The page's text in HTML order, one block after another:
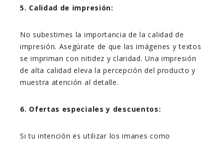
5. Calidad de impresión:
No subestimes la importancia de la calidad de
impresión. Asegúrate de que las imágenes y textos
se impriman con nitidez y claridad. Una impresión
de alta calidad eleva la percepción del producto y
muestra atención al detalle.
6. Ofertas especiales y descuentos:
Si tu intención es utilizar los imanes como